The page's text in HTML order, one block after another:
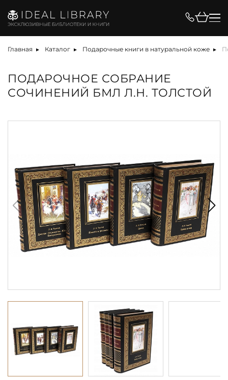
Главная Каталог Подарочные книги в натуральной коже
ПОДАРОЧНОЕ СОБРАНИЕ
СОЧИНЕНИЙ БМЛ Л.Н. ТОЛСТОЙ